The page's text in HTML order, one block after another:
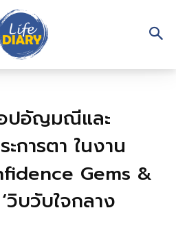
ปอัญมณีและ
การตา ในงาน
Gems &
บวับใจกลาง